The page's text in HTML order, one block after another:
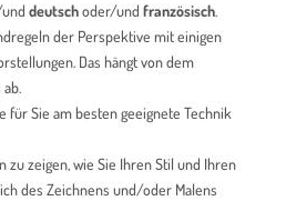
deutschoder/und französisch.
der Perspektive mit einigen
Das hängt von dem
für Sie am besten geeignete Technik
zu zeigen, wie Sie Ihren Stil und Ihren
des Zeichnens und/oder Malens